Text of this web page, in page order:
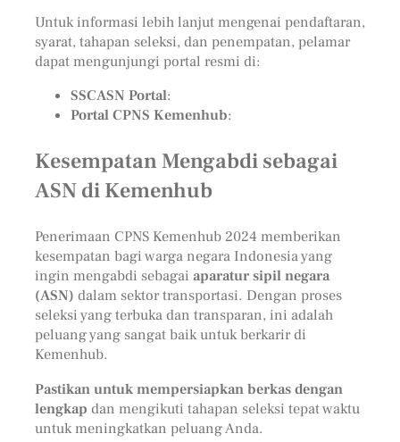
Untuk informasi lebih lanjut mengenai pendaftaran,
syarat, tahapan seleksi, dan penempatan, pelamar
dapat mengunjungi portal resmi di:
SSCASN Portal:
Portal CPNS Kemenhub:
Kesempatan Mengabdi sebagai
ASN di Kemenhub
Penerimaan CPNS Kemenhub 2024 memberikan
kesempatan bagi warga negara Indonesia yang
ingin mengabdi sebagai aparatur sipil negara
(ASN) dalam sektor transportasi. Dengan proses
seleksi yang terbuka dan transparan, ini adalah
peluang yang sangat baik untuk berkarir di
Kemenhub.
Pastikan untuk mempersiapkan berkas dengan
lengkap dan mengikuti tahapan seleksi tepat waktu
untuk meningkatkan peluang Anda.